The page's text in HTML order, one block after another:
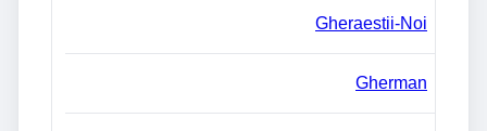
Gheraestii-Noi
Gherman